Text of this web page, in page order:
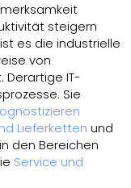
steigern
es die industrielle
von
Derartige IT-
Sie
Lieferketten und
den Bereichen
Service und